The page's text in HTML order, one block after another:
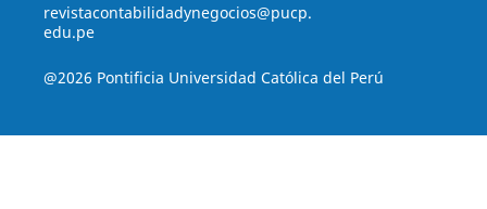
revistacontabilidadynegocios@pucp.
edu.pe
@2026 Pontificia Universidad Católica del Perú